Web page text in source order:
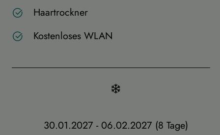
Haartrockner
Kostenloses WLAN
30.01.2027 - 06.02.2027 (8 Tage)